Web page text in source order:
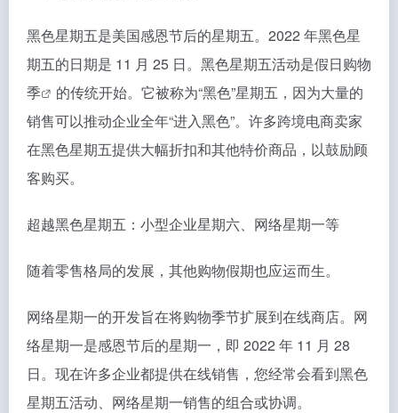
黑色星期五是美国感恩节后的星期五。2022 年黑色星
期五的日期是 11 月 25 日。黑色星期五活动是假日购物
季
的传统开始。它被称为“黑色”星期五，因为大量的
销售可以推动企业全年“进入黑色”。许多跨境电商卖家
在黑色星期五提供大幅折扣和其他特价商品，以鼓励顾
客购买。
超越黑色星期五：小型企业星期六、网络星期一等
随着零售格局的发展，其他购物假期也应运而生。
网络星期一的开发旨在将购物季节扩展到在线商店。网
络星期一是感恩节后的星期一，即 2022 年 11 月 28
日。现在许多企业都提供在线销售，您经常会看到黑色
星期五活动、网络星期一销售的组合或协调。